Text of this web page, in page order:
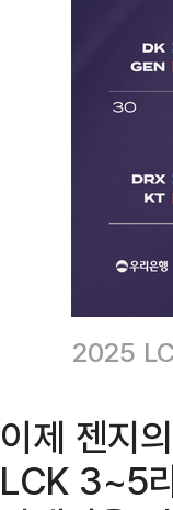
2025
이제 젠지
LCK 3~5